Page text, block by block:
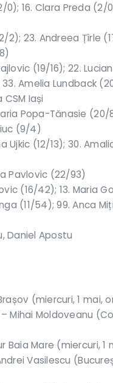
0); 16. Clara Preda (2/
2); 23. Andreea Țîrle
(19/16); 22.
Amelia Lundback
Iași
Popa-Tănasie (20/
(9/4)
(12/13); 30.
Pavlovic (22/93)
(16/42); 13. Maria
(11/54); 99. Anca
Daniel Apostu
(miercuri, 1 mai,
Mihai Moldoveanu
Baia Mare (miercuri, 1
Vasilescu